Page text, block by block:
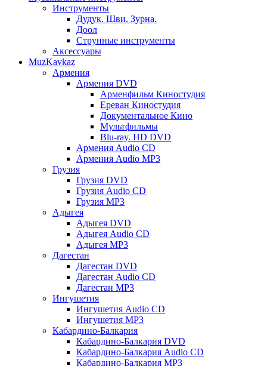
Инструменты
Дудук. Шви. Зурна.
Доол
Струнные инструменты
Аксессуары
MuzKavkaz
Армения
Армения DVD
Арменфильм Киностудия
Ереван Киностудия
Документальное Кино
Мультфильмы
Blu-ray. HD DVD
Армения Audio CD
Армения Audio MP3
Грузия
Грузия DVD
Грузия Audio CD
Грузия MP3
Адыгея
Адыгея DVD
Адыгея Audio CD
Адыгея MP3
Дагестан
Дагестан DVD
Дагестан Audio CD
Дагестан MP3
Ингушетия
Ингушетия Audio CD
Ингушетия MP3
Кабардино-Балкария
Кабардино-Балкария DVD
Кабардино-Балкария Audio CD
Кабардино-Балкария MP3